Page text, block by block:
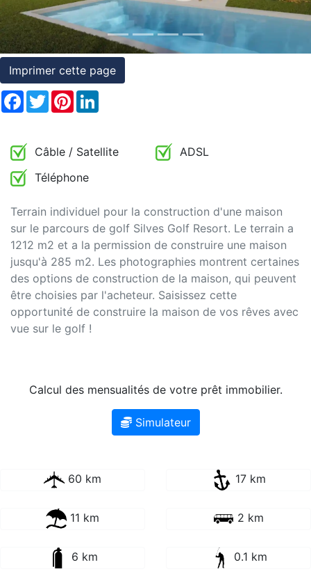
et
conditions
Témoignages
Conseils
Imprimer cette page
Facebook
TwitterPinterest
Câble / Satellite
ADSL
Téléphone
Terrain individuel pour la construction d'une maison
sur le parcours de golf Silves Golf Resort. Le terrain a
1212 m2 et a la permission de construire une maison
jusqu'à 285 m2. Les photographies montrent certaines
des options de construction de la maison, qui peuvent
être choisies par l'acheteur. Saisissez cette
opportunité de construire la maison de vos rêves avec
vue sur le golf !
Calcul des mensualités de votre prêt immobilier.
Simulateur
60 km 17 km
11 km 2 km
6 km 0.1 km